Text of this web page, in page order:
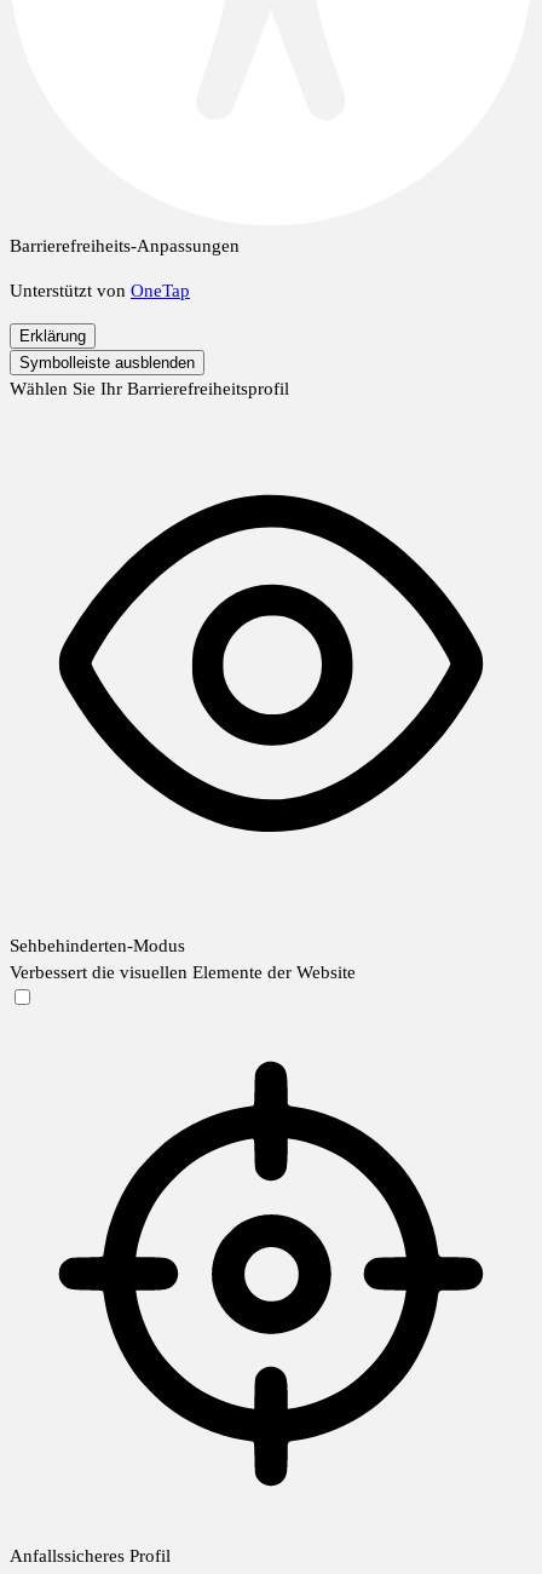
Barrierefreiheits-Anpassungen
Unterstützt von OneTap
Erklärung
Symbolleiste ausblenden
Wählen Sie Ihr Barrierefreiheitsprofil
Sehbehinderten-Modus
Verbessert die visuellen Elemente der Website
Anfallssicheres Profil